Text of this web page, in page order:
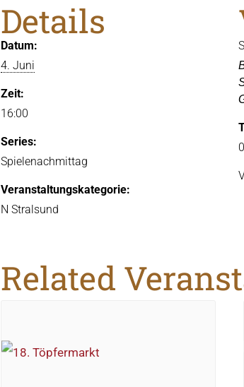
Details
Datum:
4. Juni
Zeit:
16:00
Series:
Spielenachmittag
Veranstaltungskategorie:
N Stralsund
Related